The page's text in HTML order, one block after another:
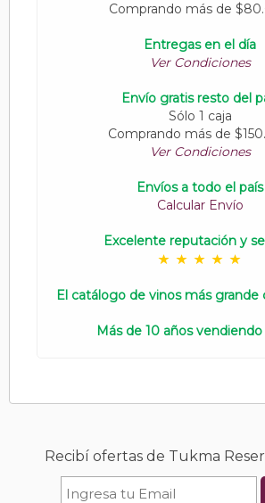
Comprando más de
Entregas en el día
Ver Condiciones
Envío gratis resto del
Sólo 1 caja
Comprando más de
Ver Condiciones
Envíos a todo el país
Calcular Envío
Excelente reputación y
El catálogo de vinos más
Más de 10 años
Recibí ofertas de Tukma